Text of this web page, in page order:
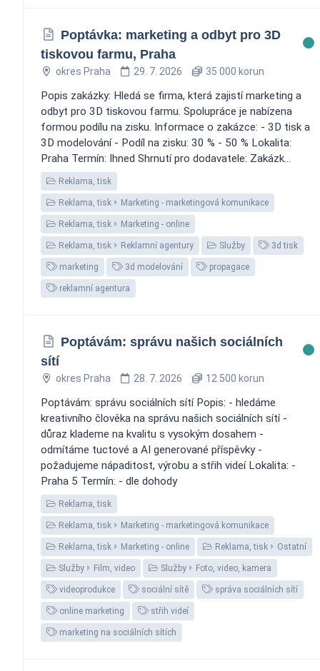
Poptávka: marketing a odbyt pro 3D
tiskovou farmu, Praha
okres Praha 29. 7. 2026 35 000 korun
Popis zakázky: Hledá se firma, která zajistí marketing a
odbyt pro 3D tiskovou farmu. Spolupráce je nabízena
formou podílu na zisku. Informace o zakázce: - 3D tisk a
3D modelování - Podíl na zisku: 30 % - 50 % Lokalita:
Praha Termín: Ihned Shrnutí pro dodavatele: Zakázk...
Reklama, tisk
Reklama, tisk Marketing - marketingová komunikace
Reklama, tisk Marketing - online
Reklama, tisk Reklamní agentury Služby 3d tisk
marketing 3d modelování propagace
reklamní agentura
Poptávám: správu našich sociálních
sítí
okres Praha 28. 7. 2026 12 500 korun
Poptávám: správu sociálních sítí Popis: - hledáme
kreativního člověka na správu našich sociálních sítí -
důraz klademe na kvalitu s vysokým dosahem -
odmítáme tuctové a AI generované příspěvky -
požadujeme nápaditost, výrobu a střih videí Lokalita: -
Praha 5 Termín: - dle dohody
Reklama, tisk
Reklama, tisk Marketing - marketingová komunikace
Reklama, tisk Marketing - online Reklama, tisk Ostatní
Služby Film, video Služby Foto, video, kamera
videoprodukce sociální sítě správa sociálních sítí
online marketing střih videí
marketing na sociálních sítích